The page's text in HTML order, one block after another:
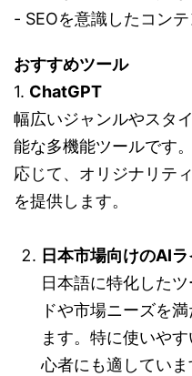
- SEOを意識したコン
おすすめツール
1. ChatGPT
幅広いジャンルやスタ
能な多機能ツールです
応じて、オリジナリテ
を提供します。
日本市場向けのAI
日本語に特化した
ドや市場ニーズを
ます。特に使いや
心者にも適していま